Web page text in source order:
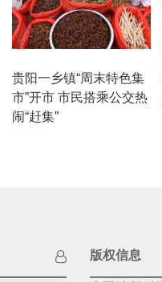
贵阳一乡镇“周末特色集
市”开市 市民搭乘公交热
闹“赶集”
版权信息